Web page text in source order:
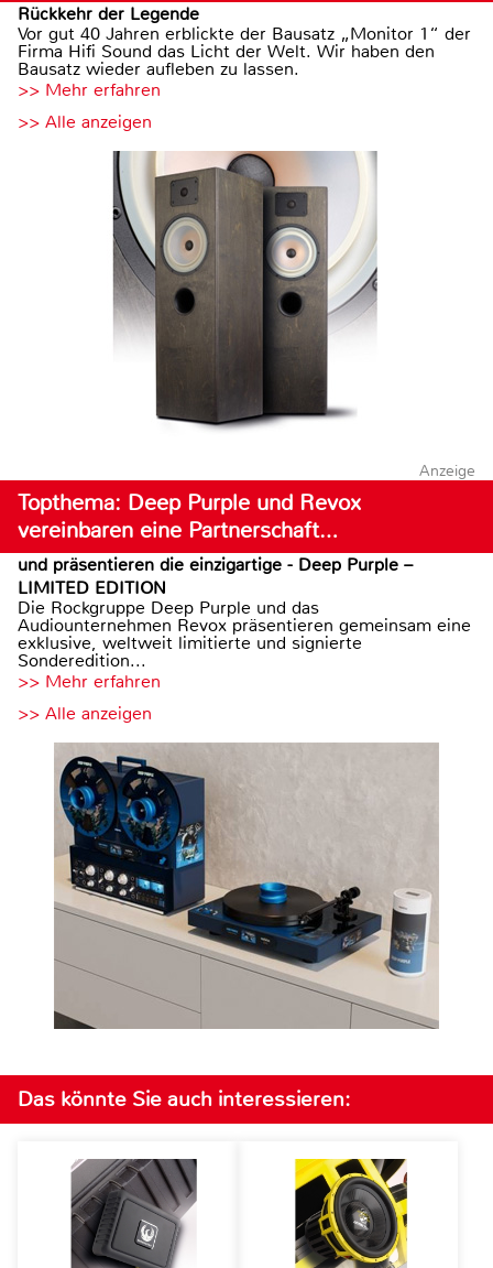
Rückkehr der Legende
Vor gut 40 Jahren erblickte der Bausatz „Monitor 1“ der
Firma Hifi Sound das Licht der Welt. Wir haben den
Bausatz wieder aufleben zu lassen.
>> Mehr erfahren
>> Alle anzeigen
Anzeige
Topthema: Deep Purple und Revox
vereinbaren eine Partnerschaft…
und präsentieren die einzigartige - Deep Purple –
LIMITED EDITION
Die Rockgruppe Deep Purple und das
Audiounternehmen Revox präsentieren gemeinsam eine
exklusive, weltweit limitierte und signierte
Sonderedition...
>> Mehr erfahren
>> Alle anzeigen
Das könnte Sie auch interessieren: